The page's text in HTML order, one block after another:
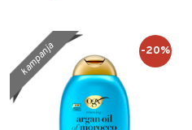
kampanja -20%